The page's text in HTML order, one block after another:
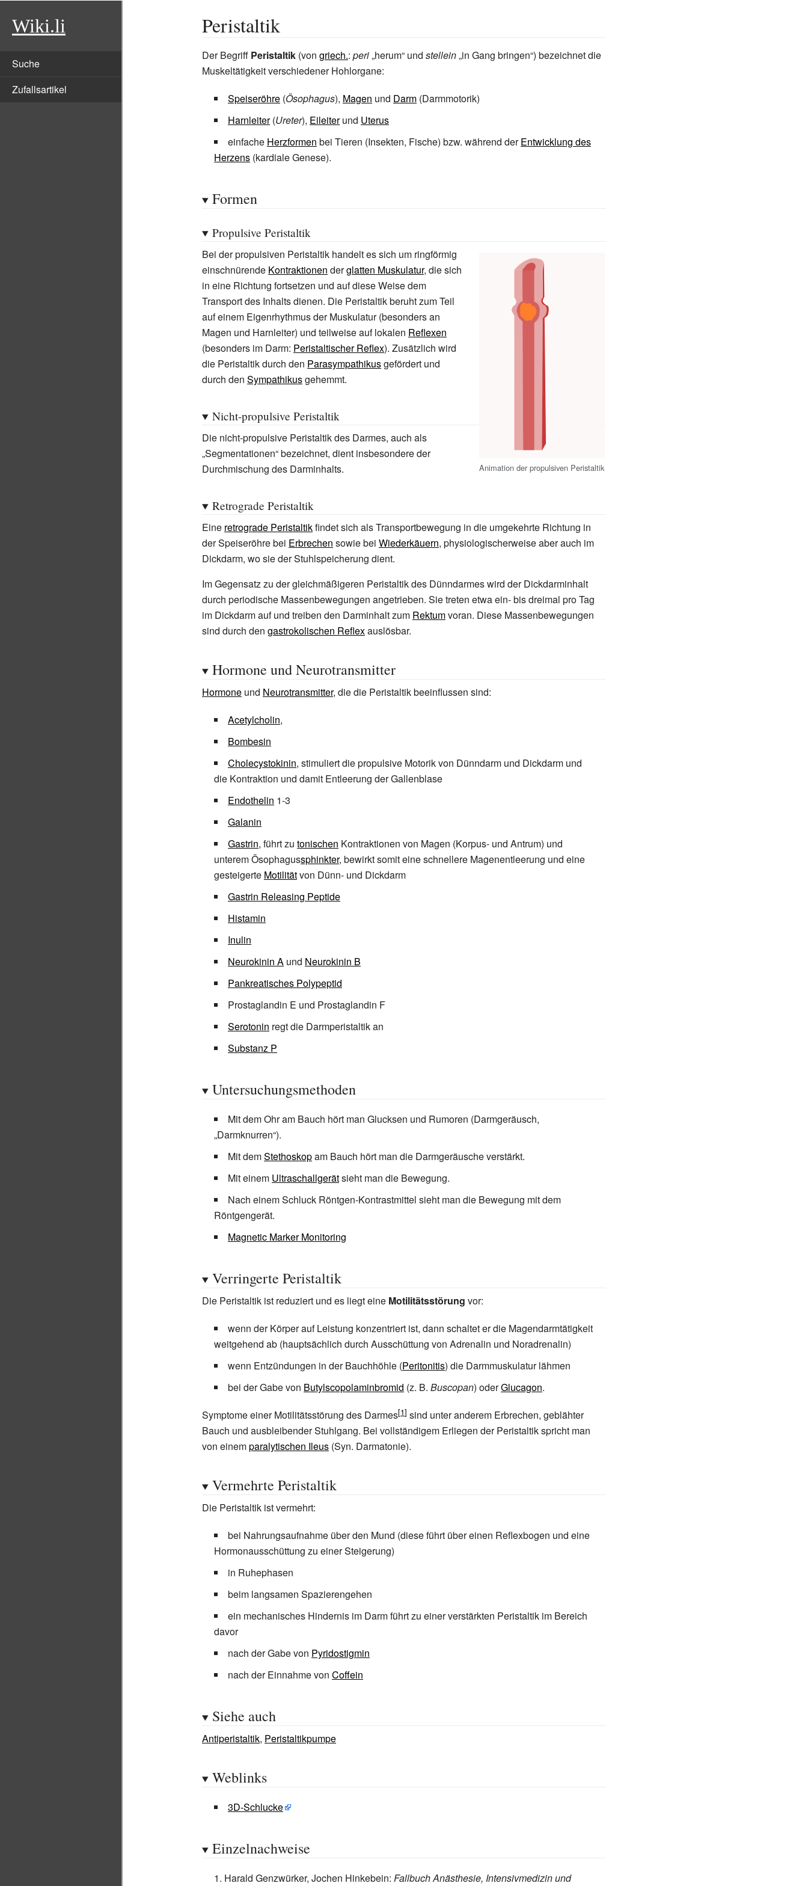
Wiki.li
Suche
Zufallsartikel
Peristaltik
Der Begriff Peristaltik (von griech.: peri„herum“ und stellein„in Gang bringen“) bezeichnet die
Muskeltätigkeit verschiedener Hohlorgane:
Speiseröhre (Ösophagus), Magen und Darm (Darmmotorik)
Harnleiter(Ureter), Eileiterund Uterus
einfache Herzformen bei Tieren (Insekten, Fische) bzw. während derEntwicklung des
Herzens (kardiale Genese).
Formen
Propulsive Peristaltik
Animation der propulsiven Peristaltik
Bei der propulsiven Peristaltik handelt es sich um ringförmig
einschnürende Kontraktionen derglatten Muskulatur, die sich
in eine Richtung fortsetzen und auf diese Weise dem
Transport des Inhalts dienen. Die Peristaltik beruht zum Teil
auf einem Eigenrhythmus der Muskulatur (besonders an
Magen und Harnleiter) und teilweise auf lokalen Reflexen
(besonders im Darm: Peristaltischer Reflex). Zusätzlich wird
die Peristaltik durch den Parasympathikusgefördert und
durch den Sympathikusgehemmt.
Nicht-propulsive Peristaltik
Die nicht-propulsive Peristaltik des Darmes, auch als
„Segmentationen“ bezeichnet, dient insbesondere der
Durchmischung des Darminhalts.
Retrograde Peristaltik
Eine retrograde Peristaltikfindet sich als Transportbewegung in die umgekehrte Richtung in
der Speiseröhre bei Erbrechen sowie bei Wiederkäuern, physiologischerweise aber auch im
Dickdarm, wo sie der Stuhlspeicherung dient.
Im Gegensatz zu der gleichmäßigeren Peristaltik des Dünndarmes wird der Dickdarminhalt
durch periodische Massenbewegungen angetrieben. Sie treten etwa ein- bis dreimal pro Tag
im Dickdarm auf und treiben den Darminhalt zum Rektumvoran. Diese Massenbewegungen
sind durch den gastrokolischen Reflexauslösbar.
Hormone und Neurotransmitter
Hormone und Neurotransmitter, die die Peristaltik beeinflussen sind:
Acetylcholin,
Bombesin
Cholecystokinin, stimuliert diepropulsive Motorik von Dünndarm und Dickdarm und
die Kontraktion und damit Entleerung der Gallenblase
Endothelin 1-3
Galanin
Gastrin, führt zu tonischen Kontraktionen von Magen (Korpus- und Antrum) und
unterem Ösophagussphinkter, bewirkt somit eine schnellere Magenentleerung und eine
gesteigerte Motilitätvon Dünn- und Dickdarm
Gastrin Releasing Peptide
Histamin
Inulin
Neurokinin A und Neurokinin B
Pankreatisches Polypeptid
Prostaglandin E und Prostaglandin F
Serotonin regt die Darmperistaltik an
Substanz P
Untersuchungsmethoden
Mit dem Ohr am Bauch hört man Glucksen und Rumoren (Darmgeräusch,
„Darmknurren“).
Mit demStethoskopam Bauch hört man die Darmgeräusche verstärkt.
Mit einem Ultraschallgerätsieht man die Bewegung.
Nach einem Schluck Röntgen-Kontrastmittel sieht man die Bewegung mit dem
Röntgengerät.
Magnetic Marker Monitoring
Verringerte Peristaltik
Die Peristaltik ist reduziert und es liegt eine Motilitätsstörung vor:
wenn der Körper auf Leistung konzentriert ist, dann schaltet er die Magendarmtätigkeit
weitgehend ab (hauptsächlich durch Ausschüttung von Adrenalin und Noradrenalin)
wenn Entzündungen in der Bauchhöhle (Peritonitis) die Darmmuskulatur lähmen
bei der Gabe von Butylscopolaminbromid (z. B. Buscopan) oderGlucagon.
Symptome einer Motilitätsstörung des Darmes
sind unter anderem Erbrechen, geblähter
Bauch und ausbleibender Stuhlgang. Bei vollständigem Erliegen der Peristaltik spricht man
von einemparalytischen Ileus (Syn. Darmatonie).
Vermehrte Peristaltik
Die Peristaltik ist vermehrt:
bei Nahrungsaufnahme über den Mund (diese führt über einen Reflexbogen und eine
Hormonausschüttung zu einer Steigerung)
in Ruhephasen
beim langsamen Spazierengehen
ein mechanisches Hindernis im Darm führt zu einer verstärkten Peristaltik im Bereich
davor
nach der Gabe von Pyridostigmin
nach der Einnahme von Coffein
Siehe auch
Antiperistaltik, Peristaltikpumpe
Weblinks
3D-Schlucke
Einzelnachweise
Harald Genzwürker, Jochen Hinkebein: Fallbuch Anästhesie, Intensivmedizin und